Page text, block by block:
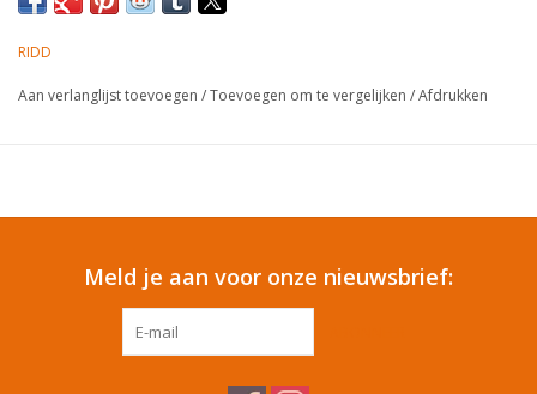
Cadeautip / Valentijn
Toon alle producten
RIDD
Aan verlanglijst toevoegen /Toevoegen om te vergelijken /Afdrukken
Meld je aan voor onze nieuwsbrief: